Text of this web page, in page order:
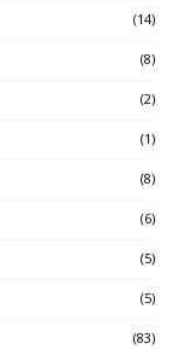
(14)
(8)
(2)
(1)
(8)
(6)
(5)
(5)
(83)